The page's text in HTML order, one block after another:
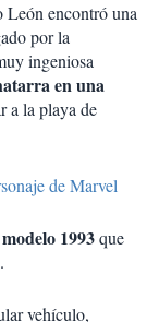
León encontró una
por la
ingeniosa
en una
a la playa de
de Marvel
1993que
vehículo,